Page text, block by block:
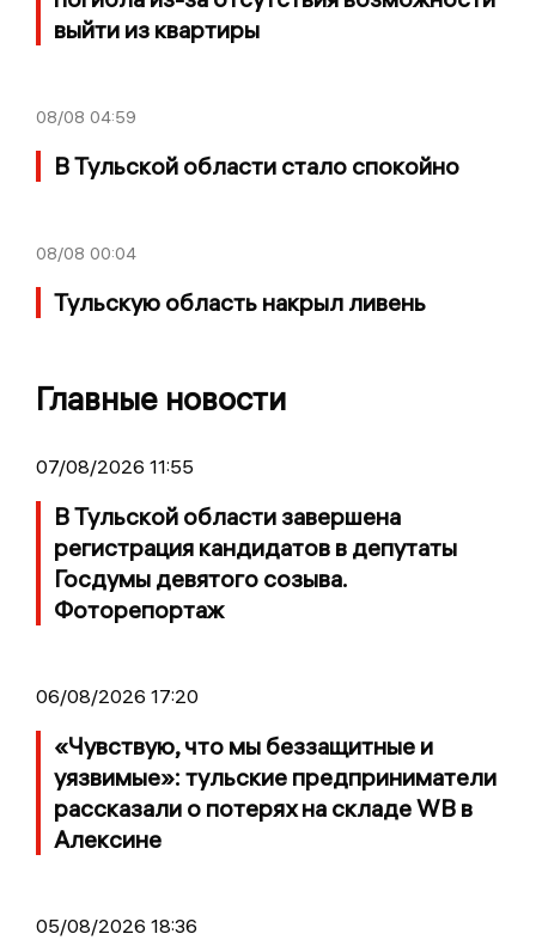
выйти из квартиры
08/08 04:59
В Тульской области стало спокойно
08/08 00:04
Тульскую область накрыл ливень
Главные новости
07/08/2026 11:55
В Тульской области завершена
регистрация кандидатов в депутаты
Госдумы девятого созыва.
Фоторепортаж
06/08/2026 17:20
«Чувствую, что мы беззащитные и
уязвимые»: тульские предприниматели
рассказали о потерях на складе WB в
Алексине
05/08/2026 18:36